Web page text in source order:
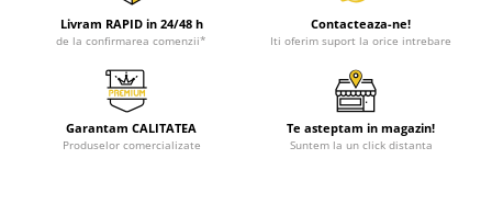
Livram RAPID in 24/48 h
de la confirmarea comenzii*
Contacteaza-ne!
Iti oferim suport la orice intrebare
Garantam CALITATEA
Produselor comercializate
Te asteptam in magazin!
Suntem la un click distanta